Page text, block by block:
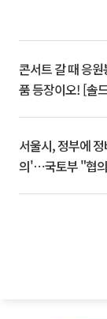
콘서트 갈 때 응
품 등장이오! [솔
서울시, 정부에
의'⋯국토부 "협